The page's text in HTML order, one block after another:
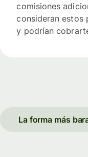
comisiones
consideran estos
y podrían
La forma más